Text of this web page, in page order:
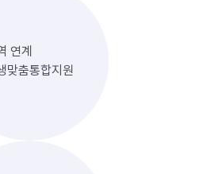
연계
맞춤통합지원